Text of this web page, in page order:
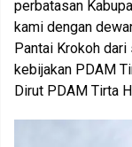
perbatasan
kami dengan
Pantai Krokoh
kebijakan PDAM
Dirut PDAM Tirta